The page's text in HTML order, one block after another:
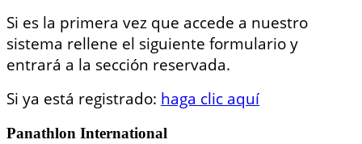
Si es la primera vez que accede a nuestro
sistema rellene el siguiente formulario y
entrará a la sección reservada.
Si ya está registrado: haga clic aquí
Panathlon International